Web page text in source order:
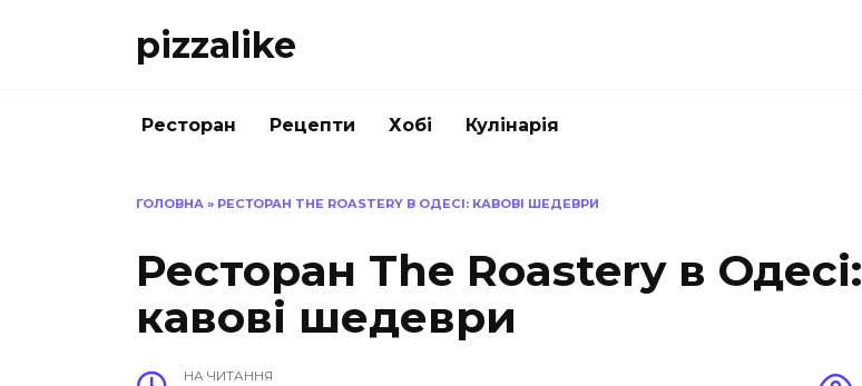
pizzalike
Ресторан Рецепти Хобі Кулінарія
ГОЛОВНА » РЕСТОРАН THE ROASTERY В ОДЕСІ: КАВОВІ ШЕДЕВРИ
Ресторан The Roastery в Одесі:
кавові шедеври
НА ЧИТАННЯ